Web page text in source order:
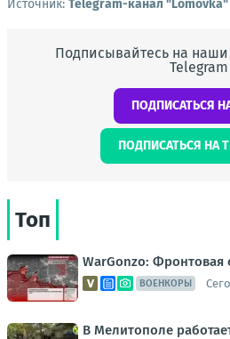
Источник: Telegram-канал "Lomovka"
Подписывайтесь на
Telegram
ПОДПИСАТЬСЯ
ПОДПИСАТЬСЯ НА
Топ
WarGonzo: Фронтовая
ВОЕНКОРЫ
В Мелитополе